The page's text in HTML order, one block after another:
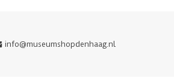
info@museumshopdenhaag.nl